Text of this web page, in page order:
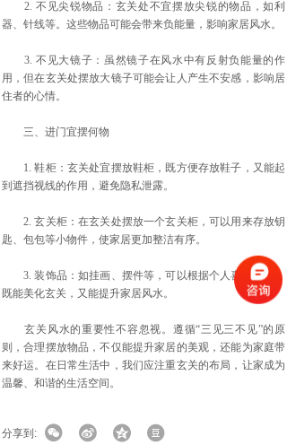
2. 不见尖锐物品：玄关处不宜摆放尖锐的物品，如利
器、针线等。这些物品可能会带来负能量，影响家居风水。
3. 不见大镜子：虽然镜子在风水中有反射负能量的作
用，但在玄关处摆放大镜子可能会让人产生不安感，影响居
住者的心情。
三、进门宜摆何物
1. 鞋柜：玄关处宜摆放鞋柜，既方便存放鞋子，又能起
到遮挡视线的作用，避免隐私泄露。
2. 玄关柜：在玄关处摆放一个玄关柜，可以用来存放钥
匙、包包等小物件，使家居更加整洁有序。
3. 装饰品：如挂画、摆件等，可以根据个人喜好选择，
既能美化玄关，又能提升家居风水。
玄关风水的重要性不容忽视。遵循“三见三不见”的原
则，合理摆放物品，不仅能提升家居的美观，还能为家庭带
来好运。在日常生活中，我们应注重玄关的布局，让家成为
温馨、和谐的生活空间。
分享到: